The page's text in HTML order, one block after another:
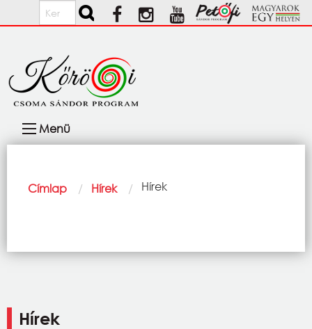
Ugrás a tartalomra
Keresés
navigáció
Menü
Morzsa
Címlap Hírek Current:
Hírek
Hírek